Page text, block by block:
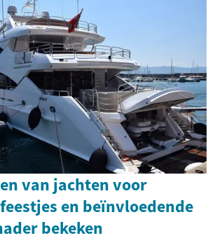
van jachten voor
en beïnvloedende
bekeken